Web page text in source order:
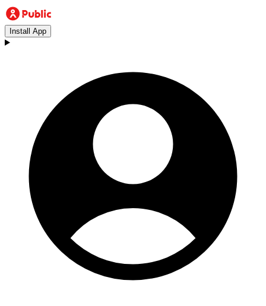
Install App